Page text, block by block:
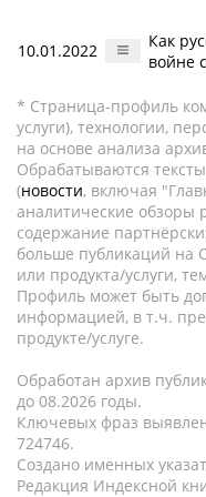
10.01.2022
Как
войне
* Страница-профиль
услуги), технологии,
на основе анализа
Обрабатываются
(новости, включая
аналитические обзоры
содержание
больше публикаций на
или продукта/услуги,
Профиль может быть
информацией, в т.ч.
продукте/услуге.
Обработан архив
до 08.2026 годы.
Ключевых фраз
724746.
Создано именных
Редакция Индексной